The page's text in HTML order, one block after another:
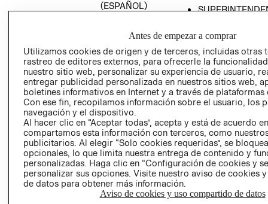
(ESPAÑOL)
TRANSPARENCIA
Y ÉTICA (INGLÉS)
COMERCIO - SIC
PETICIONES
QUEJAS Y
RECLAMOS
Colombia ($)
CAMBIAR REGIÓN
Antes de empezar a comprar
Utilizamos cookies de origen y de terceros, incluidas otras
rastreo de editores externos, para ofrecerle la
nuestro sitio web, personalizar su experiencia de usuario,
entregar publicidad personalizada en nuestros sitios web,
boletines informativos en Internet y a través de plataformas
Con ese fin, recopilamos información sobre el usuario, los
navegación y el dispositivo.
Al hacer clic en “Aceptar todas”, acepta y está de acuerdo
compartamos esta información con terceros, como
publicitarios. Al elegir “Solo cookies requeridas”, se
opcionales, lo que limita nuestra entrega de contenido y
personalizadas. Haga clic en “Configuración de cookies y
personalizar sus opciones. Visite nuestro aviso de cookies
de datos para obtener más información.
Aviso de cookies y uso compartido de datos